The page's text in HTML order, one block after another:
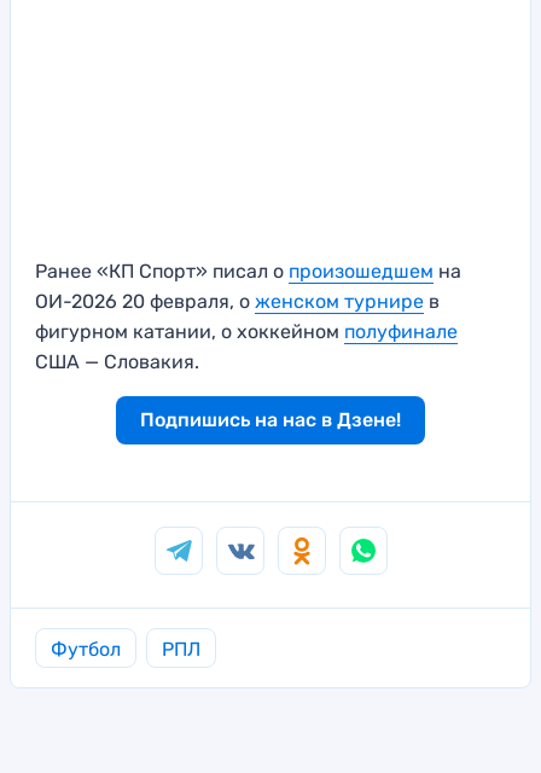
Ранее «КП Спорт» писал о произошедшем на
ОИ-2026 20 февраля, о женском турнире в
фигурном катании, о хоккейном полуфинале
США — Словакия.
Подпишись на нас в Дзене!
Футбол РПЛ